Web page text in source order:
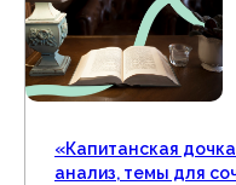
«Капитанская
анализ, темы для